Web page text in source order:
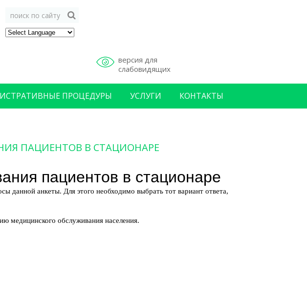
версия для
слабовидящих
ПРОЦЕДУРЫ УСЛУГИ КОНТАКТЫ
ПАЦИЕНТОВ В СТАЦИОНАРЕ